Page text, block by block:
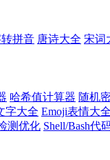
拼音 唐诗大全 宋词
哈希值计算器 随机
字大全 Emoji表情大全
测优化 Shell/Bash代